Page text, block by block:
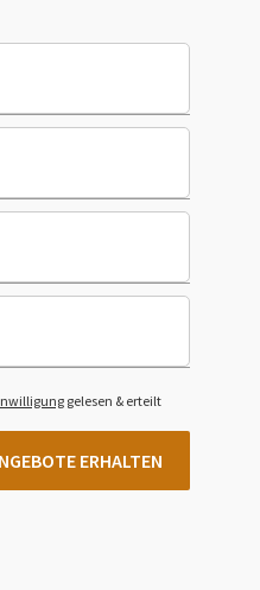
gelesen & erteilt
ERHALTEN